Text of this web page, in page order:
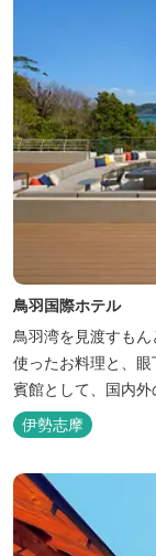
鳥羽国際ホテル
鳥羽湾を見渡すも
使ったお料理と、
賓館として、国内
るホテルです。 【2024年3月25日リニューアル】 クラブラウンジ
アクセス付の新客
生！ エントランス
ャンテラ...
伊勢志摩